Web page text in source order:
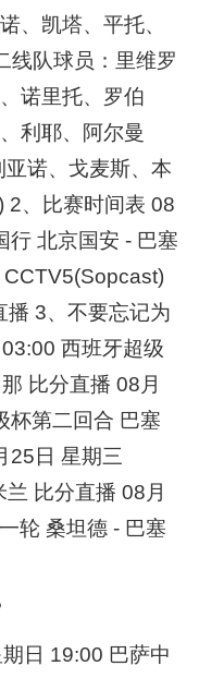
、凯塔、平托、
线队球员：里维罗
诺里托、罗伯
利耶、阿尔曼
诺、戈麦斯、本
2、比赛时间表 08
行 北京国安 - 巴塞
播 3、不要忘记为
西班牙超级
比分直播 08月
杯第二回合 巴塞
25日 星期三
比分直播 08月
轮 桑坦德 - 巴塞
日 19:00 巴萨中